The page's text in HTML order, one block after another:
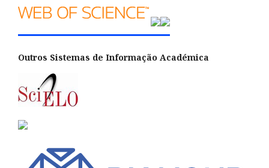
Outros Sistemas de Informação Académica